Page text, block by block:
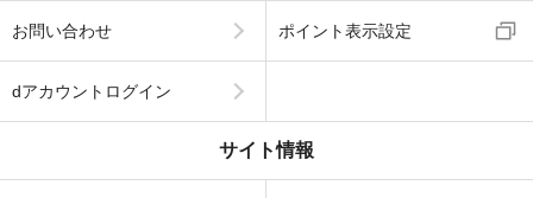
お問い合わせ ポイント表示設定
dアカウントログイン
サイト情報